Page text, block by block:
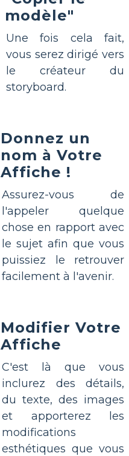
modèle"
Une fois cela fait,
vous serez dirigé vers
le créateur du
storyboard.
Donnez un
nom à Votre
Affiche !
Assurez-vous de
l'appeler quelque
chose en rapport avec
le sujet afin que vous
puissiez le retrouver
facilement à l'avenir.
Modifier Votre
Affiche
C'est là que vous
inclurez des détails,
du texte, des images
et apporterez les
modifications
esthétiques que vous